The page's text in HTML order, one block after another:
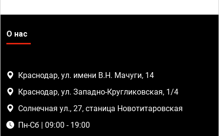
О нас
Краснодар, ул. имени В.Н. Мачуги, 14
Краснодар, ул. Западно-Кругликовская, 1/4
Солнечная ул., 27, станица Новотитаровская
Пн-Сб | 09:00 - 19:00